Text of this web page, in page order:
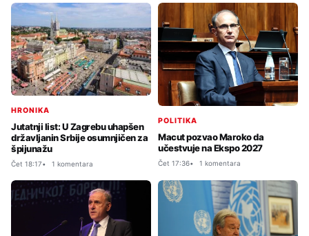
HRONIKA
Jutatnji list: U Zagrebu uhapšen
državljanin Srbije osumnjičen za
špijunažu
Čet 18:17 1 komentara
POLITIKA
Macut pozvao Maroko da
učestvuje na Ekspo 2027
Čet 17:36 1 komentara